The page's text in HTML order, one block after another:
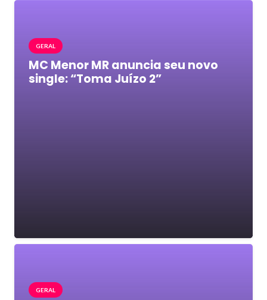
GERAL
MC Menor MR anuncia seu novo
single: “Toma Juízo 2”
GERAL